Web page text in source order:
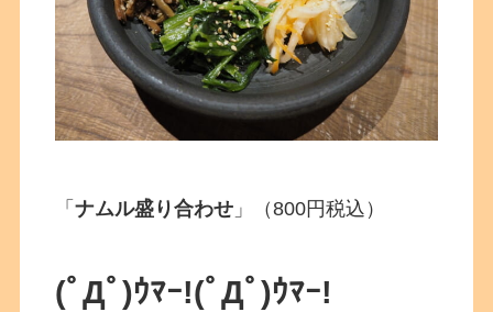
「ナムル盛り合わせ 」（800円税込）
(ﾟДﾟ)ｳﾏｰ!(ﾟДﾟ)ｳﾏｰ!